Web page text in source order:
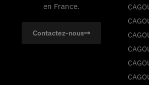
en France.
Contactez-nous